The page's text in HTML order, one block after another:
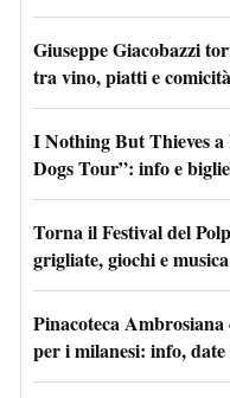
Giuseppe Giacobazzi
tra vino, piatti e
I Nothing But Thieves
Dogs Tour”: info e
Torna il Festival del
grigliate, giochi e musica
Pinacoteca
per i milanesi: info,